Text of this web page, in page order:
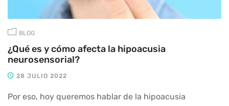
BLOG
¿Qué es y cómo afecta la hipoacusia
neurosensorial?
28 JULIO 2022
Por eso, hoy queremos hablar de la hipoacusia